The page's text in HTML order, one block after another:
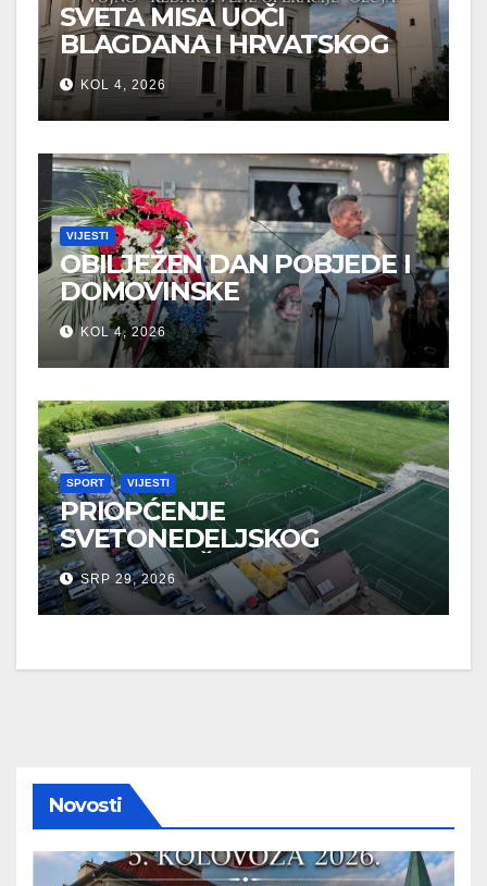
SVETA MISA UOČI
BLAGDANA I HRVATSKOG
PRAZNIKA SLOBODE
KOL 4, 2026
VIJESTI
OBILJEŽEN DAN POBJEDE I
DOMOVINSKE
ZAHVALNOSTI U SVETOJ
NEDELJI
KOL 4, 2026
SPORT VIJESTI
PRIOPĆENJE
SVETONEDELJSKOG
GRADONAČELNIKA O
SPORTSKIM UDRUGAMA
SRP 29, 2026
Novosti